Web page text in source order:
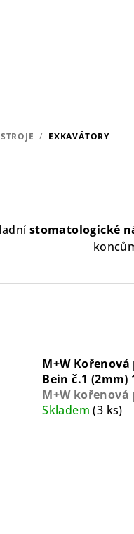
/ EXKAVÁTORY
stomatologické
M+W Kořenová
Bein č.1 (2mm)
M+W kořenová
Skladem(3 ks)